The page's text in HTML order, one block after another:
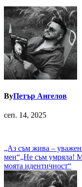
ByПетър Ангелов
сеп. 14, 2025
Навигация
„Аз съм жива –
мен“„Не съм умряла!
моята идентичност“